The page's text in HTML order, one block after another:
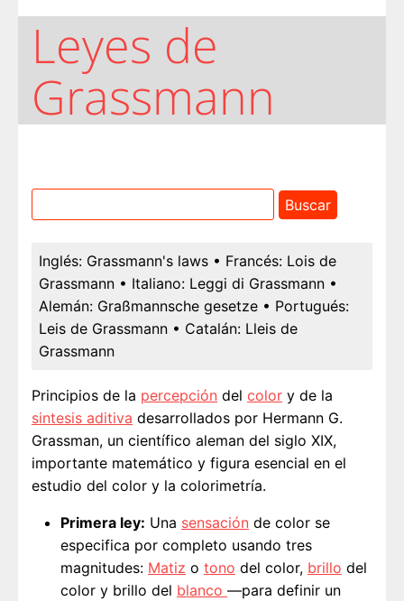
Leyes de
Grassmann
Inglés: Grassmann's laws • Francés: Lois de
Grassmann • Italiano: Leggi di Grassmann •
Alemán: Graßmannsche gesetze • Portugués:
Leis de Grassmann • Catalán: Lleis de
Grassmann
Principios de la percepción del color y de la
sintesis aditiva desarrollados por Hermann G.
Grassman, un científico aleman del siglo XIX,
importante matemático y figura esencial en el
estudio del color y la colorimetría.
Primera ley: Una sensación de color se
especifica por completo usando tres
magnitudes: Matiz o tono del color, brillo del
color y brillo del blanco —para definir un